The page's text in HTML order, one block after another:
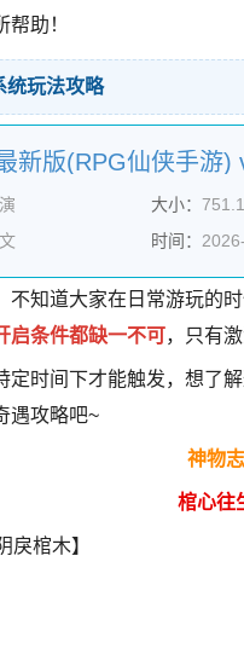
助！
统玩法攻略
新版(RPG仙侠手游)
大小：
时间：
不知道大家在日常游玩的
启条件都缺一不可，只有
定时间下才能触发，想了
遇攻略吧~
神物志
棺心往
戾棺木】